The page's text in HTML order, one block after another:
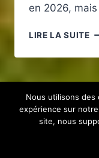
en 2026,
LIRE LA SUITE
Nous utilisons des
expérience sur
site, nous